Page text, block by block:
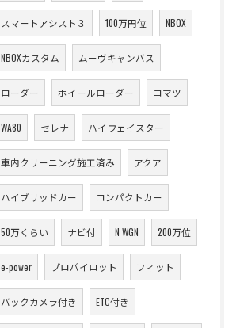
スマートアシスト３ 100万円位 NBOX
NBOXカスタム ムーヴキャンバス
ローダー ホイールローダー コマツ
WA80 セレナ ハイウェイスター
車内クリーニング施工済み アクア
ハイブリッドカー コンパクトカー
50万くらい ナビ付 N WGN 200万位
e-power プロパイロット フィット
バックカメラ付き ETC付き